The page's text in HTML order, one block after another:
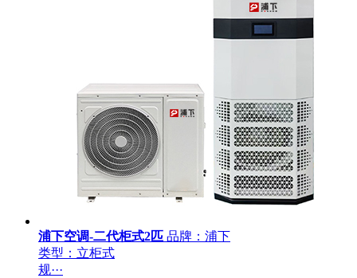
浦下空调-二代柜式2匹 品牌：浦下
类型：立柜式
规···